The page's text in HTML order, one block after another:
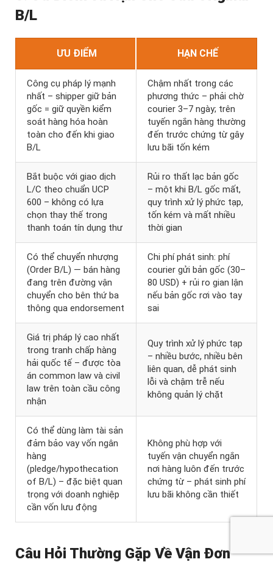
B/L
ƯU ĐIỂM HẠN CHẾ
Công cụ pháp lý mạnh
nhất – shipper giữ bản
gốc = giữ quyền kiểm
soát hàng hóa hoàn
toàn cho đến khi giao
B/L
Chậm nhất trong các
phương thức – phải chờ
courier 3–7 ngày; trên
tuyến ngắn hàng thường
đến trước chứng từ gây
lưu bãi tốn kém
Bắt buộc với giao dịch
L/C theo chuẩn UCP
600 – không có lựa
chọn thay thế trong
thanh toán tín dụng thư
Rủi ro thất lạc bản gốc
– một khi B/L gốc mất,
quy trình xử lý phức tạp,
tốn kém và mất nhiều
thời gian
Có thể chuyển nhượng
(Order B/L) — bán hàng
đang trên đường vận
chuyển cho bên thứ ba
thông qua endorsement
Chi phí phát sinh: phí
courier gửi bản gốc (30–
80 USD) + rủi ro gian lận
nếu bản gốc rơi vào tay
sai
Giá trị pháp lý cao nhất
trong tranh chấp hàng
hải quốc tế – được tòa
án common law và civil
law trên toàn cầu công
nhận
Quy trình xử lý phức tạp
– nhiều bước, nhiều bên
liên quan, dễ phát sinh
lỗi và chậm trễ nếu
không quản lý chặt
Có thể dùng làm tài sản
đảm bảo vay vốn ngân
hàng
(pledge/hypothecation
of B/L) – đặc biệt quan
trọng với doanh nghiệp
cần vốn lưu động
Không phù hợp với
tuyến vận chuyển ngắn
nơi hàng luôn đến trước
chứng từ – phát sinh phí
lưu bãi không cần thiết
Câu Hỏi Thường Gặp Về Vận Đơn